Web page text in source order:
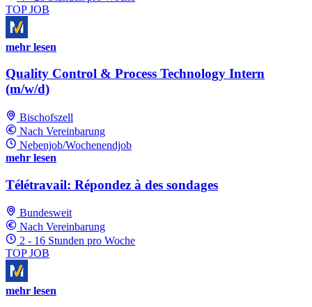
TOP JOB
mehr lesen
Quality Control & Process Technology Intern
(m/w/d)
Bischofszell
Nach Vereinbarung
Nebenjob/Wochenendjob
mehr lesen
Télétravail: Répondez à des sondages
Bundesweit
Nach Vereinbarung
2 - 16 Stunden pro Woche
TOP JOB
mehr lesen